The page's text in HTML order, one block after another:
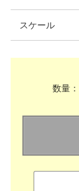
スケール
数量：